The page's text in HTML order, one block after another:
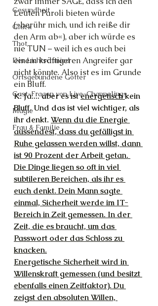
Gesundheit
Glück
Thot
Der Lichtschmied
Ortsgebundene Götter
Gast-Fragen von Live-Channelings
Magie
Frau & Familie
Leuten Paroli bieten würde
(»berühr mich, und ich reiße dir
den Arm ab«), aber ich würde es
nie TUN – weil ich es auch bei
einem kräftigeren Angreifer gar
nicht könnte. Also ist es im Grunde
ein Bluff.
K: Ja.... aber es ist energetisch kein
Bluff. Und das ist viel wichtiger, als
ihr denkt. Wenn du die Energie
aussendest, dass du gefälligst in
Ruhe gelassen werden willst, dann
ist 90 Prozent der Arbeit getan.
Die Dinge liegen so oft in viel
subtileren Bereichen, als ihr es
euch denkt. Dein Mann sagte
einmal, Sicherheit werde im IT-
Bereich in Zeit gemessen. In der
Zeit, die es braucht, um das
Passwort oder das Schloss zu
knacken.
Energetische Sicherheit wird in
Willenskraft gemessen (und besitzt
ebenfalls einen Zeitfaktor). Du
zeigst den absoluten Willen,